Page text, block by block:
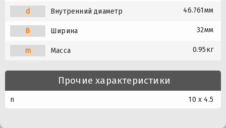
d Внутренний диаметр 46.761мм
B Ширина 32мм
m Масса 0.95кг
Прочие характеристики
n 10 x 4.5